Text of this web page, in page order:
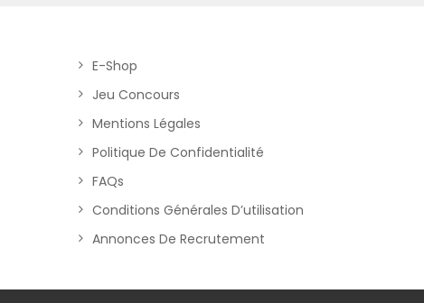
E-Shop
Jeu Concours
Mentions Légales
Politique De Confidentialité
FAQs
Conditions Générales D’utilisation
Annonces De Recrutement